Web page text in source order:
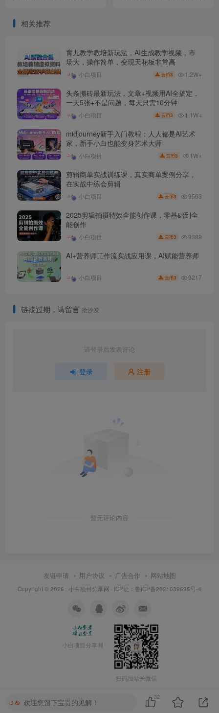
相关推荐
育儿教学教培新玩法，AI生成教学视频，市
场大，操作简单，变现天花板非常高
小白项目 云币3 1.2W+
头条搬砖最新玩法，文章+视频用AI全搞定，
一天5张+不是问题，每天只需10分钟
小白项目 云币3 1.1W+
midjourney新手入门教程：人人都是AI艺术
家，新手小白也能变身艺术大师
小白项目 云币3 1W+
剪辑商单实战训练课，真实商单案例分享，
在实战中练会剪辑
小白项目 云币3 9563
2025剪辑拍摄特效全能创作课，零基础到全
能创作
小白项目 云币3 9389
AI+营养师工作流实战应用课，AI赋能营养师
小白项目 云币3 9217
链接过期，请留言 抢沙发
请登录后发表评论
登录 注册
暂无评论内容
友链申请 用户协议 广告合作 网站地图
Copyright © 2026 · 小白项目分享网 · ICP证： 鲁ICP备2021039695号-4
小白项目分享网
扫码加站长微信
欢迎您留下宝贵的见解！
32